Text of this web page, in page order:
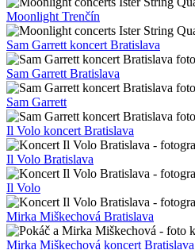
Moonlight Trenčín
Sam Garrett koncert Bratislava
Sam Garrett Bratislava
Sam Garrett
Il Volo koncert Bratislava
Il Volo Bratislava
Il Volo
Mirka Miškechová Bratislava
Mirka Miškechová koncert Bratislava